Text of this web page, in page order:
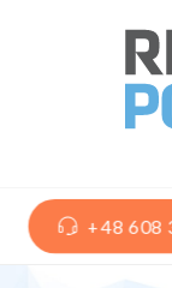
+48 608